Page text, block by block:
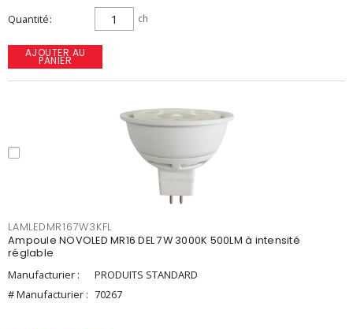
Quantité ch
AJOUTER AU
PANIER
LAMLEDMR167W3KFL
Ampoule NOVOLED MR16 DEL 7W 3000K 500LM à intensité
réglable
Manufacturier :
PRODUITS STANDARD
# Manufacturier : 70267